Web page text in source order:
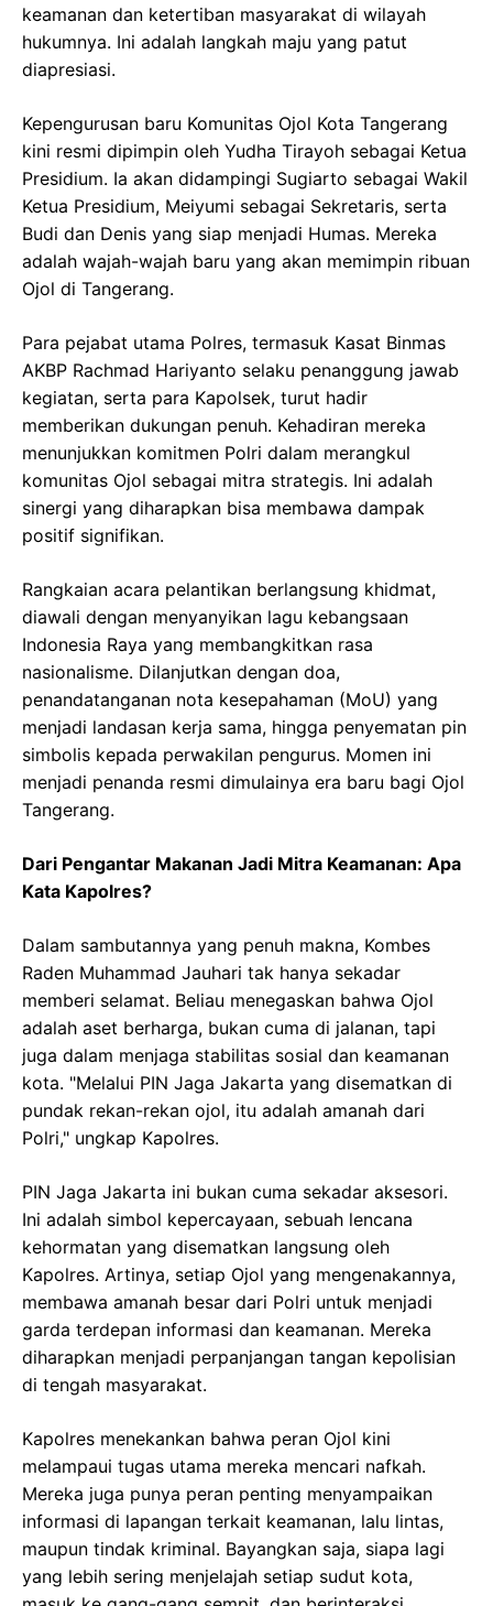
keamanan dan ketertiban masyarakat di wilayah
hukumnya. Ini adalah langkah maju yang patut
diapresiasi.
Kepengurusan baru Komunitas Ojol Kota Tangerang
kini resmi dipimpin oleh Yudha Tirayoh sebagai Ketua
Presidium. Ia akan didampingi Sugiarto sebagai Wakil
Ketua Presidium, Meiyumi sebagai Sekretaris, serta
Budi dan Denis yang siap menjadi Humas. Mereka
adalah wajah-wajah baru yang akan memimpin ribuan
Ojol di Tangerang.
Para pejabat utama Polres, termasuk Kasat Binmas
AKBP Rachmad Hariyanto selaku penanggung jawab
kegiatan, serta para Kapolsek, turut hadir
memberikan dukungan penuh. Kehadiran mereka
menunjukkan komitmen Polri dalam merangkul
komunitas Ojol sebagai mitra strategis. Ini adalah
sinergi yang diharapkan bisa membawa dampak
positif signifikan.
Rangkaian acara pelantikan berlangsung khidmat,
diawali dengan menyanyikan lagu kebangsaan
Indonesia Raya yang membangkitkan rasa
nasionalisme. Dilanjutkan dengan doa,
penandatanganan nota kesepahaman (MoU) yang
menjadi landasan kerja sama, hingga penyematan pin
simbolis kepada perwakilan pengurus. Momen ini
menjadi penanda resmi dimulainya era baru bagi Ojol
Tangerang.
Dari Pengantar Makanan Jadi Mitra Keamanan: Apa
Kata Kapolres?
Dalam sambutannya yang penuh makna, Kombes
Raden Muhammad Jauhari tak hanya sekadar
memberi selamat. Beliau menegaskan bahwa Ojol
adalah aset berharga, bukan cuma di jalanan, tapi
juga dalam menjaga stabilitas sosial dan keamanan
kota. "Melalui PIN Jaga Jakarta yang disematkan di
pundak rekan-rekan ojol, itu adalah amanah dari
Polri," ungkap Kapolres.
PIN Jaga Jakarta ini bukan cuma sekadar aksesori.
Ini adalah simbol kepercayaan, sebuah lencana
kehormatan yang disematkan langsung oleh
Kapolres. Artinya, setiap Ojol yang mengenakannya,
membawa amanah besar dari Polri untuk menjadi
garda terdepan informasi dan keamanan. Mereka
diharapkan menjadi perpanjangan tangan kepolisian
di tengah masyarakat.
Kapolres menekankan bahwa peran Ojol kini
melampaui tugas utama mereka mencari nafkah.
Mereka juga punya peran penting menyampaikan
informasi di lapangan terkait keamanan, lalu lintas,
maupun tindak kriminal. Bayangkan saja, siapa lagi
yang lebih sering menjelajah setiap sudut kota,